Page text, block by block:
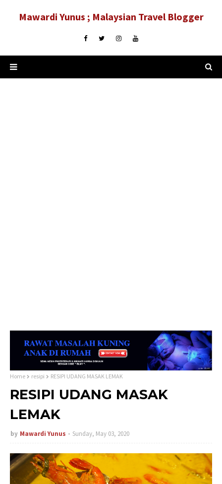
Mawardi Yunus ; Malaysian Travel Blogger
Home resipi RESIPI UDANG MASAK LEMAK
RESIPI UDANG MASAK
LEMAK
by Mawardi Yunus Sunday, May 03, 2020